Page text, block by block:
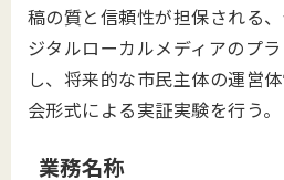
稿の質と信頼性が担保される
ジタルローカルメディアのプ
し、将来的な市民主体の運営
会形式による実証実験を行う。
業務名称